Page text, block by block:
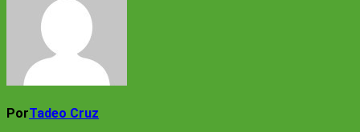
PorTadeo Cruz